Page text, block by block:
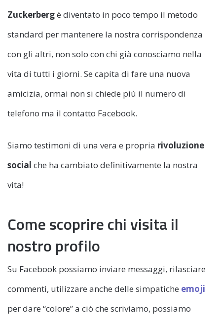
Zuckerbergè diventato in poco tempo il metodo
standard per mantenere la nostra corrispondenza
con gli altri, non solo con chi già conosciamo nella
vita di tutti i giorni. Se capita di fare una nuova
amicizia, ormai non si chiede più il numero di
telefono ma il contatto Facebook.
Siamo testimoni di una vera e propria rivoluzione
social che ha cambiato definitivamente la nostra
vita!
Come scoprire chi visita il
nostro profilo
Su Facebook possiamo inviare messaggi, rilasciare
commenti, utilizzare anche delle simpatiche emoji
per dare “colore” a ciò che scriviamo, possiamo